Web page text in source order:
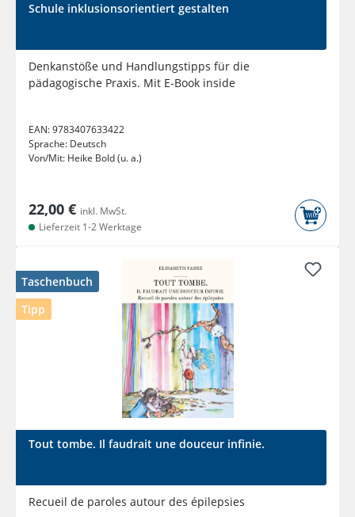
Schule inklusionsorientiert gestalten
Denkanstöße und Handlungstipps für die
pädagogische Praxis. Mit E-Book inside
EAN:9783407633422
Sprache: Deutsch
Von/Mit: Heike Bold (u. a.)
22,00 € inkl. MwSt.
Lieferzeit 1-2 Werktage
Taschenbuch
Tipp
Tout tombe. Il faudrait une douceur infinie.
Recueil de paroles autour des épilepsies